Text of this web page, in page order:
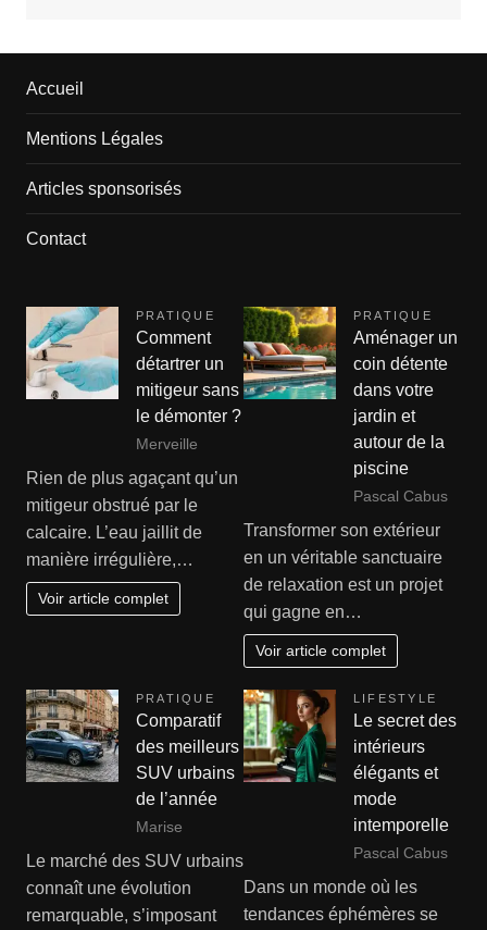
Accueil
Mentions Légales
Articles sponsorisés
Contact
PRATIQUE
Comment
détartrer un
mitigeur sans
le démonter ?
Merveille
Rien de plus agaçant qu’un
mitigeur obstrué par le
calcaire. L’eau jaillit de
manière irrégulière,…
Voir article complet
PRATIQUE
Aménager un
coin détente
dans votre
jardin et
autour de la
piscine
Pascal Cabus
Transformer son extérieur
en un véritable sanctuaire
de relaxation est un projet
qui gagne en…
Voir article complet
PRATIQUE
Comparatif
des meilleurs
SUV urbains
de l’année
Marise
Le marché des SUV urbains
connaît une évolution
remarquable, s’imposant
LIFESTYLE
Le secret des
intérieurs
élégants et
mode
intemporelle
Pascal Cabus
Dans un monde où les
tendances éphémères se